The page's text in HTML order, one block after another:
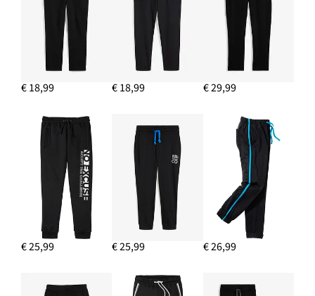
€ 18,99 € 18,99 € 29,99
€ 25,99 € 25,99 € 26,99